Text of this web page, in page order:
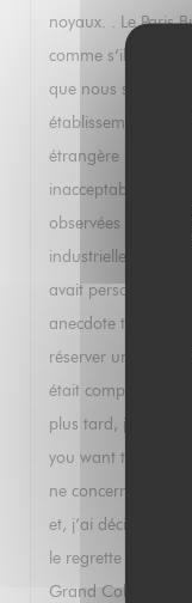
noyaux. . Le Paris
comme s’il avait
que nous sommes
établissement
étrangère moins
inacceptable. Cela
observées lors de
industrielle avec un
avait personne
anecdote très
réserver une table
était complet.
plus tard, j’ai eu
you want to book
ne concerne pas
et, j’ai décidé de
le regrette car j’ai
Grand Colbert.